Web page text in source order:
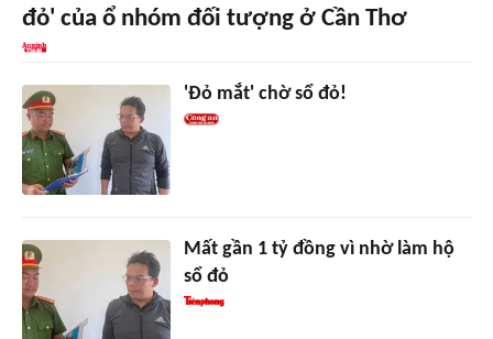
đỏ' của ổ nhóm đối tượng ở Cần Thơ
'Đỏ mắt' chờ sổ đỏ!
Mất gần 1 tỷ đồng vì nhờ làm hộ
sổ đỏ